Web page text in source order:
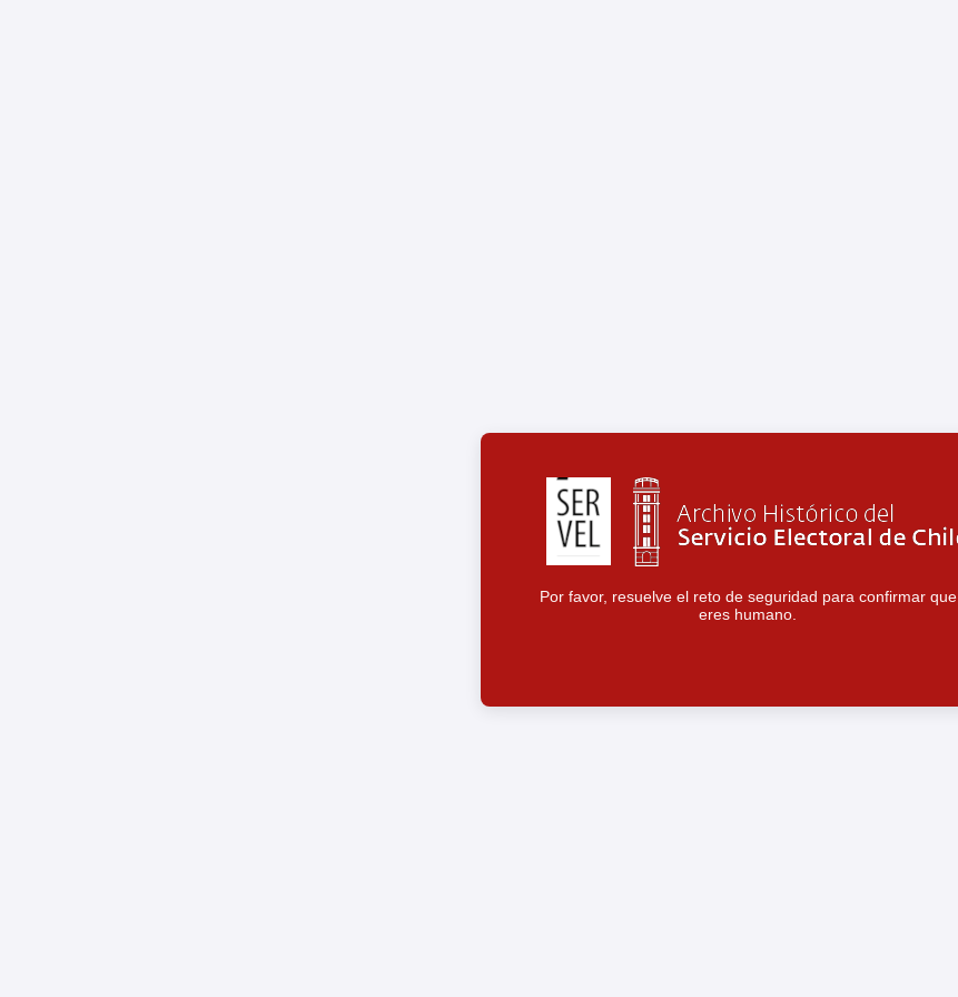
Por favor, resuelve el reto de seguridad para confirmar que
eres humano.